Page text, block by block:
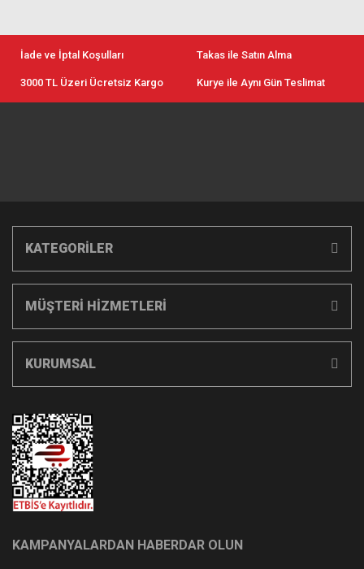
İade ve İptal Koşulları Takas ile Satın Alma
3000 TL Üzeri Ücretsiz Kargo Kurye ile Aynı Gün Teslimat
KATEGORİLER
MÜŞTERİ HİZMETLERİ
KURUMSAL
KAMPANYALARDAN HABERDAR OLUN